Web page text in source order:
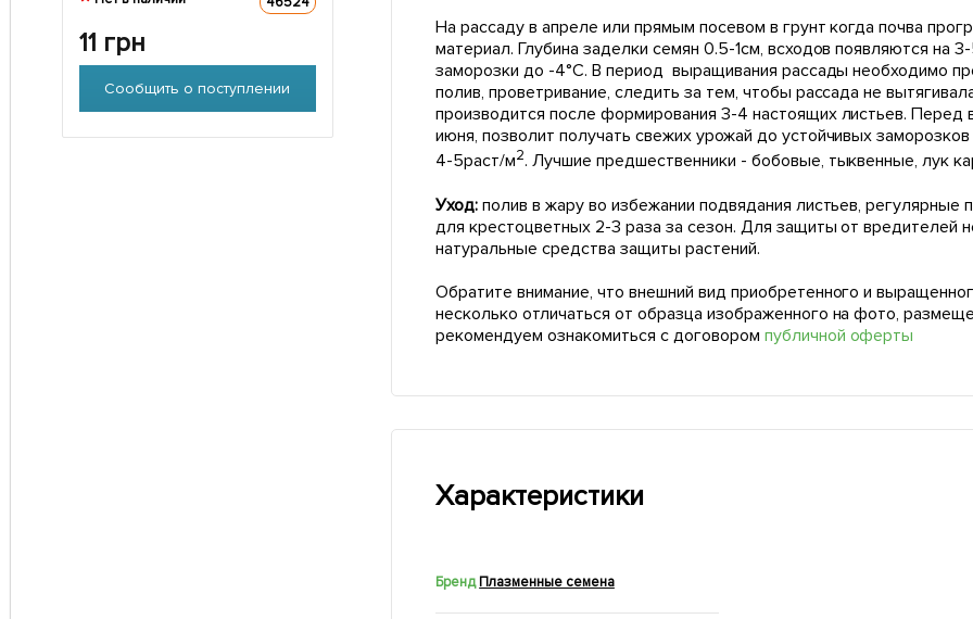
11 грн
Сообщить о поступлении
На рассаду в апреле или прямым посевом в грунт когда почва
материал. Глубина заделки семян 0.5-1см, всходов появляются на
заморозки до -4°С. В период выращивания рассады необходимо
полив, проветривание, следить за тем, чтобы рассада не
производится после формирования 3-4 настоящих листьев. Перед
июня, позволит получать свежих урожай до устойчивых
4-5раст/м2. Лучшие предшественники - бобовые, тыквенные, лук
Уход: полив в жару во избежании подвядания листьев,
для крестоцветных 2-3 раза за сезон. Для защиты от вредителей
натуральные средства защиты растений.
Обратите внимание, что внешний вид приобретенного и
несколько отличаться от образца изображенного на фото,
рекомендуем ознакомиться с договором публичной оферты
Характеристики
БрендПлазменные семена